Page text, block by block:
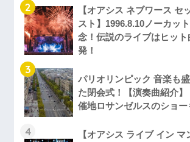
2
【オアシス ネブワース セ
スト】1996.8.10ノーカッ
念！伝説のライブはヒット
発！
3
パリオリンピック 音楽も
た閉会式！【演奏曲紹介】
催地ロサンゼルスのショー
4
【オアシス ライブ イン マ